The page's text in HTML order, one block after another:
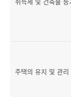
주택의 유지 및 관리